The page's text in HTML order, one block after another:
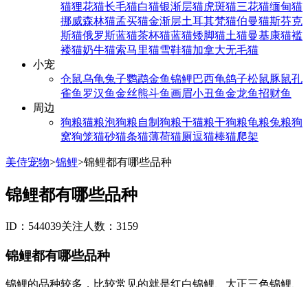
猫狸花猫长毛猫白猫银渐层猫虎斑猫三花猫缅甸猫
挪威森林猫孟买猫金渐层土耳其梵猫伯曼猫斯芬克
斯猫俄罗斯蓝猫茶杯猫蓝猫矮脚猫土猫曼基康猫褴
褛猫奶牛猫索马里猫雪鞋猫加拿大无毛猫
小宠
仓鼠乌龟兔子鹦鹉金鱼锦鲤巴西龟鸽子松鼠豚鼠孔
雀鱼 罗汉鱼金丝熊斗鱼画眉小丑鱼金龙鱼招财鱼
周边
狗粮猫粮泡狗粮自制狗粮干猫粮干狗粮龟粮兔粮狗
窝狗笼猫砂猫条猫薄荷猫厕逗猫棒猫爬架
美侍宠物>锦鲤>锦鲤都有哪些品种
锦鲤都有哪些品种
ID：544039关注人数：3159
锦鲤都有哪些品种
锦鲤的品种较多，比较常见的就是红白锦鲤、大正三色锦鲤、